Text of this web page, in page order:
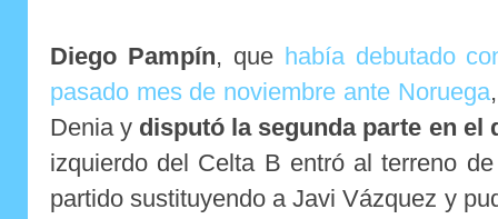
Diego Pampín, que había debutado
pasado mes de noviembre ante Noruega
Denia y disputó la segunda parte en el
izquierdo del Celta B entró al terreno
partido sustituyendo a Javi Vázquez y